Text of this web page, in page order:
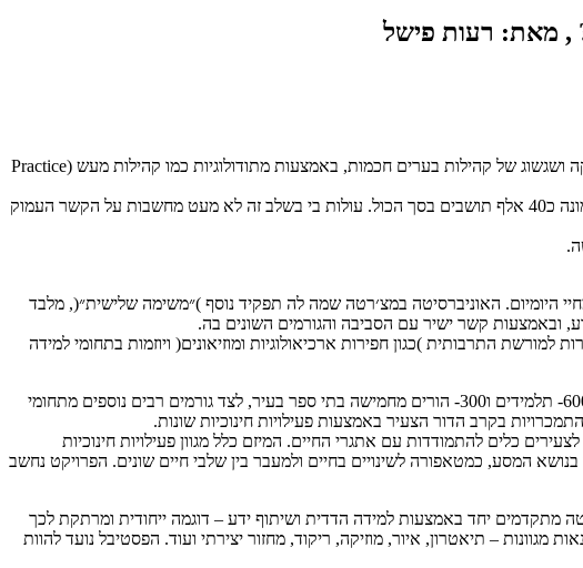
כחוקרת מטעם קבוצת ד”ר עדנה פשר אני לוקחת חלק בפרויקט TRUST של האיחוד האירופי. במסגרת הפרויקט אני חוקרת יצירה, תחזוקה ושגשוג של קהילות בערים חכמות, באמצעות מתודולוגיות כמו קהילות מעש (Practice
אני מסכמת כעת שבוע ראשון בעיר מצ׳רטה שבאיטליה, אליה נשלחתי מטעם הפרויקט, וכבר נחשפתי לייחודיותה וחדשנותה של העיר, המונה כ40 אלף תושבים בסך הכול. עולות בי בשלב זה לא מעט מחשבות על הקשר העמוק
היומיום. האוניברסיטה במצ׳רטה שמה לה תפקיד נוסף )״משימה שלישית״(, מלבד
ובאמצעות קשר ישיר עם הסביבה והגורמים השונים בה.
התרבותית )כגון חפירות ארכיאולוגיות ומוזיאונים( ויוזמות בתחומי למידה
חיזוק והקניית כלים לדור העתיד בדרכים יצירתיות במסגרת המיזם הייחודי ”בונים את העתיד” שהתקיים במצ’רטה, השתתפו למעלה מ600- תלמידים ו300- הורים מחמישה בתי ספר בעיר, לצד גורמים רבים נוספים מתחומי
בקרב הדור הצעיר באמצעות פעילויות חינוכיות שונות.
במטרה להעניק לצעירים כלים להתמודדות עם אתגרי החיים. המיזם כלל מגוון פעילויות חינוכיות
המסע, כמטאפורה לשינויים בחיים ולמעבר בין שלבי חיים שונים. הפרויקט נחשב
מתקדמים יחד באמצעות למידה הדדית ושיתוף ידע – דוגמה ייחודית ומרתקת לכך
– תיאטרון, איור, מוזיקה, ריקוד, מחזור יצירתי ועוד. הפסטיבל נועד להוות